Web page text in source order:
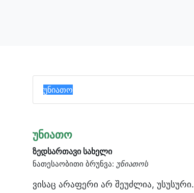
უნიათო
ზედსართავი სახელი
ნათესაობითი ბრუნვა: უნიათოს
ვისაც არაფერი არ შეუძლია, უსუსური.